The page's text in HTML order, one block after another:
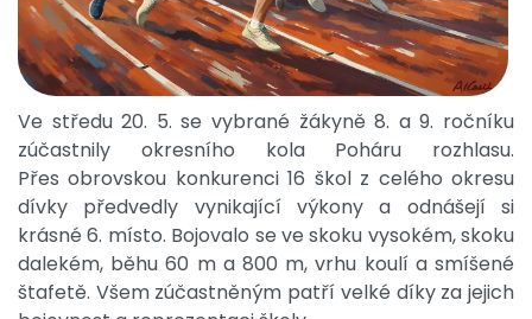
Ve středu 20. 5. se vybrané žákyně 8. a 9. ročníku
zúčastnily okresního kola Poháru rozhlasu.
Přes obrovskou konkurenci 16 škol z celého okresu
dívky předvedly vynikající výkony a odnášejí si
krásné 6. místo. Bojovalo se ve skoku vysokém, skoku
dalekém, běhu 60 m a 800 m, vrhu koulí a smíšené
štafetě. Všem zúčastněným patří velké díky za jejich